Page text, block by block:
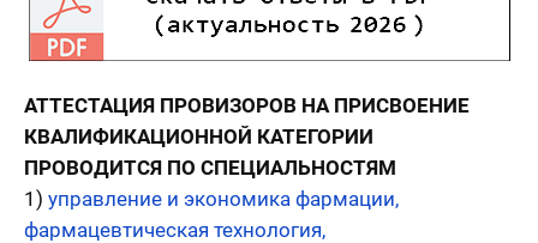
АТТЕСТАЦИЯ ПРОВИЗОРОВ НА ПРИСВОЕНИЕ
КВАЛИФИКАЦИОННОЙ КАТЕГОРИИ
ПРОВОДИТСЯ ПО СПЕЦИАЛЬНОСТЯМ
1) управление и экономика фармации,
фармацевтическая технология,